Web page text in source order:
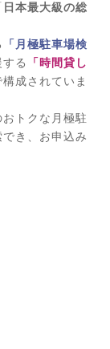
日本最大級の総
「月極駐車場検
る
「時間貸し
成されていま
トクな月極駐
き、お申込み